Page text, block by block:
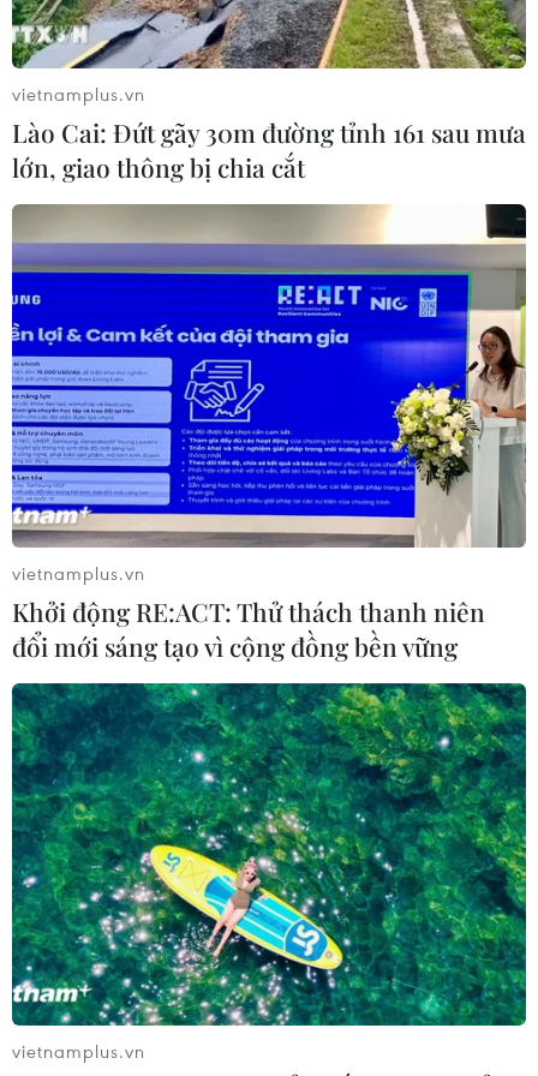
Làn sóng tấn công mạng nhằm vào
06/08/2026 06:47
Anh công bố kết quả điều tra ban
đầu vụ đâm dao ở trung tâm London
06/08/2026 06:00
Hàn Quốc tăng cường giải pháp
ngăn chặn đánh bạc trực tuyến trong
quân đội
06/08/2026 04:52
Khẩn trường khám nghiệm
hiện trường, điều tra nguyên nhân
vụ cháy chợ Biên Hòa
06/08/2026 04:37
Pháp mở các điểm tắm sông
phục vụ người dân trong mùa Hè
nắng nóng
06/08/2026 03:02
Bất chấp nắng nóng kỷ lục, du khách
châu Á vẫn đổ sang châu Âu
05/08/2026 23:27
vietnamplus.vn
Lào Cai: Đứt gãy 30m đường tỉnh 161 sau mưa
lớn, giao thông bị chia cắt
vietnamplus.vn
Khởi động RE:ACT: Thử thách thanh niên
đổi mới sáng tạo vì cộng đồng bền vững
vietnamplus.vn